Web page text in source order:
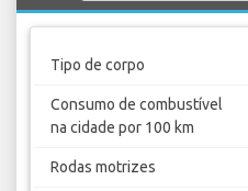
Tipo de corpo
Consumo de combustível
na cidade por 100 km
Rodas motrizes